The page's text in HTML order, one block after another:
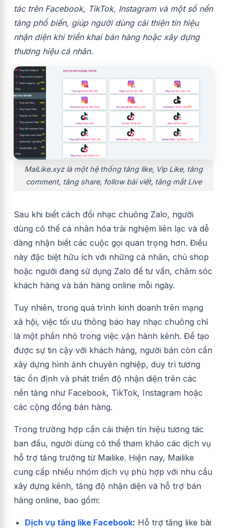
tác trên Facebook, TikTok, Instagram và một số nền
tảng phổ biến, giúp người dùng cải thiện tín hiệu
nhận diện khi triển khai bán hàng hoặc xây dựng
thương hiệu cá nhân.
MaiLike.xyz là một hệ thống tăng like, Vip Like, tăng
comment, tăng share, follow bài viết, tăng mắt Live
Sau khi biết cách đổi nhạc chuông Zalo, người
dùng có thể cá nhân hóa trải nghiệm liên lạc và dễ
dàng nhận biết các cuộc gọi quan trọng hơn. Điều
này đặc biệt hữu ích với những cá nhân, chủ shop
hoặc người đang sử dụng Zalo để tư vấn, chăm sóc
khách hàng và bán hàng online mỗi ngày.
Tuy nhiên, trong quá trình kinh doanh trên mạng
xã hội, việc tối ưu thông báo hay nhạc chuông chỉ
là một phần nhỏ trong việc vận hành kênh. Để tạo
được sự tin cậy với khách hàng, người bán còn cần
xây dựng hình ảnh chuyên nghiệp, duy trì tương
tác ổn định và phát triển độ nhận diện trên các
nền tảng như Facebook, TikTok, Instagram hoặc
các cộng đồng bán hàng.
Trong trường hợp cần cải thiện tín hiệu tương tác
ban đầu, người dùng có thể tham khảo các dịch vụ
hỗ trợ tăng trưởng từ Mailike. Hiện nay, Mailike
cung cấp nhiều nhóm dịch vụ phù hợp với nhu cầu
xây dựng kênh, tăng độ nhận diện và hỗ trợ bán
hàng online, bao gồm:
Dịch vụ tăng like Facebook: Hỗ trợ tăng like bài